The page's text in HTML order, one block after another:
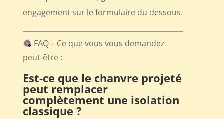
engagement sur le formulaire du dessous.
FAQ – Ce que vous vous demandez
peut-être :
Est-ce que le chanvre projeté
peut remplacer
complètement une isolation
classique ?